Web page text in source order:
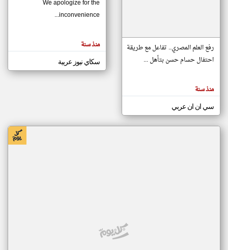
مصادر الأخبار من موريتانيا
اخبار موريتانيا على مدار الساعة
أهم اخبار موريتانيا العاجلة والمباشرة
المقالات
الموجوده
هنا عن
رفع العلم المصري.. تفاعل مع طريقة
احتفال حسام حسن بتأهل ...
منذ سنة
سي ان ان عربي
We apologize for the
inconvenience...
منذ سنة
سكاي نيوز عربية
klyoum.com